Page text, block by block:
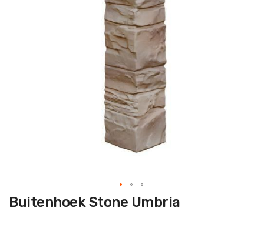
Ga
naarBuitenhoek Stone Umbria